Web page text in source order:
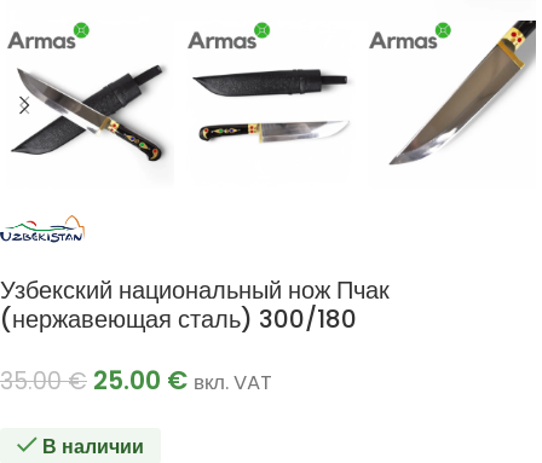
Узбекский национальный нож Пчак
(нержавеющая сталь) 300/180
35.00€ 25.00 € вкл. VAT
В наличии